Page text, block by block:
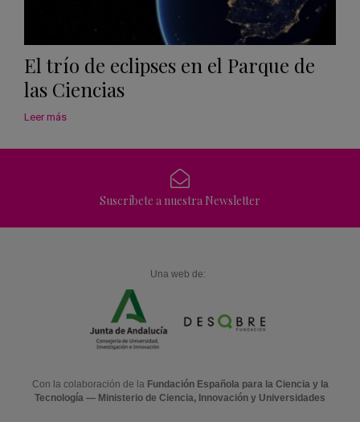
El trío de eclipses en el Parque de
las Ciencias
Leer más
Suscríbete a nuestra Newsletter
Una web de:
Con la colaboración de la Fundación Española para la Ciencia y la
Tecnología — Ministerio de Ciencia, Innovación y Universidades